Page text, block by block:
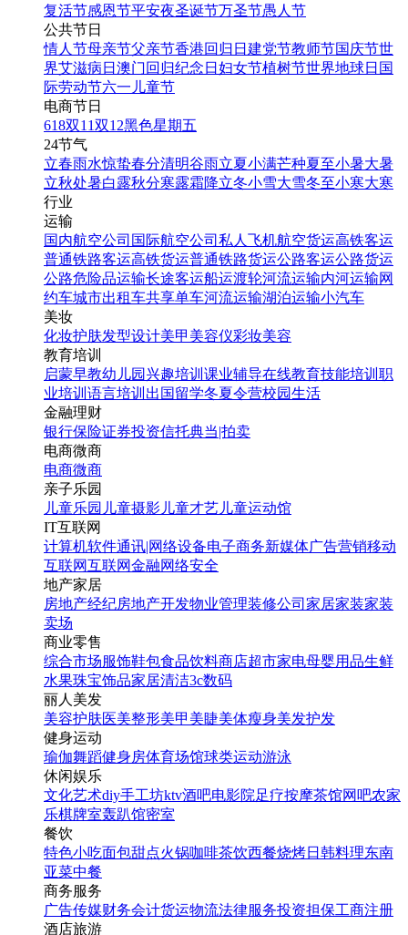
复活节感恩节平安夜圣诞节万圣节愚人节
公共节日
情人节母亲节父亲节香港回归日 建党节教师节国庆节世
界艾滋病日 澳门回归纪念日 妇女节植树节世界地球日 国
际劳动节六一儿童节
电商节日
618双11双12黑色星期五
24节气
立春雨水惊蛰春分清明谷雨立夏小满芒种夏至小暑大暑
立秋处暑白露秋分寒露霜降立冬小雪大雪冬至小寒大寒
行业
运输
国内航空公司 国际航空公司 私人飞机航空货运高铁客运
普通铁路客运高铁货运普通铁路货运公路客运公路货运
公路危险品运输长途客运船运渡轮河流运输内河运输网
约车城市出租车共享单车河流运输湖泊运输小汽车
美妆
化妆护肤发型设计美甲 美容仪彩妆美容
教育培训
启蒙早教幼儿园 兴趣培训 课业辅导在线教育技能培训 职
业培训 语言培训 出国留学冬夏令营校园生活
金融理财
银行保险证券投资信托典当|拍卖
电商微商
电商微商
亲子乐园
儿童乐园 儿童摄影 儿童才艺 儿童运动馆
IT互联网
计算机软件通讯|网络设备电子商务新媒体广告营销移动
互联网互联网金融网络安全
地产家居
房地产经纪房地产开发物业管理装修公司 家居家装家装
卖场
商业零售
综合市场服饰鞋包食品饮料商店超市家电母婴用品生鲜
水果珠宝饰品家居清洁3c数码
丽人美发
美容护肤医美整形美甲美睫美体瘦身美发护发
健身运动
瑜伽舞蹈健身房体育场馆球类运动游泳
休闲娱乐
文化艺术diy手工坊ktv酒吧电影院足疗按摩茶馆网吧农家
乐棋牌室轰趴馆密室
餐饮
特色小吃面包甜点火锅咖啡茶饮西餐烧烤日韩料理东南
亚菜中餐
商务服务
广告传媒财务会计货运物流法律服务投资担保工商注册
酒店旅游